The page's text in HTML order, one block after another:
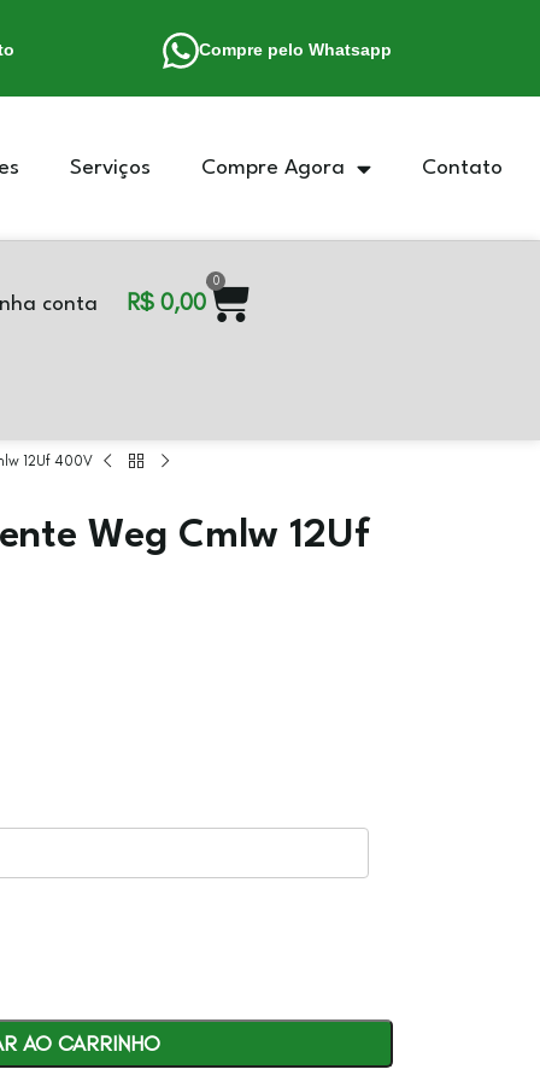
Compre pelo Whatsapp
Serviços Compre Agora Contato
conta R$ 0,00
0
12Uf 400V
Weg Cmlw 12Uf
AO CARRINHO